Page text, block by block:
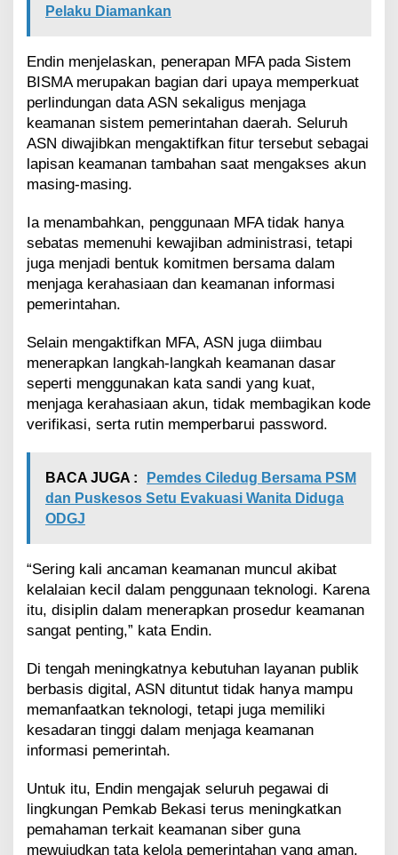
Pelaku Diamankan
Endin menjelaskan, penerapan MFA pada Sistem
BISMA merupakan bagian dari upaya memperkuat
perlindungan data ASN sekaligus menjaga
keamanan sistem pemerintahan daerah. Seluruh
ASN diwajibkan mengaktifkan fitur tersebut sebagai
lapisan keamanan tambahan saat mengakses akun
masing-masing.
Ia menambahkan, penggunaan MFA tidak hanya
sebatas memenuhi kewajiban administrasi, tetapi
juga menjadi bentuk komitmen bersama dalam
menjaga kerahasiaan dan keamanan informasi
pemerintahan.
Selain mengaktifkan MFA, ASN juga diimbau
menerapkan langkah-langkah keamanan dasar
seperti menggunakan kata sandi yang kuat,
menjaga kerahasiaan akun, tidak membagikan kode
verifikasi, serta rutin memperbarui password.
BACA JUGA :
Pemdes Ciledug Bersama PSM
dan Puskesos Setu Evakuasi Wanita Diduga
ODGJ
“Sering kali ancaman keamanan muncul akibat
kelalaian kecil dalam penggunaan teknologi. Karena
itu, disiplin dalam menerapkan prosedur keamanan
sangat penting,” kata Endin.
Di tengah meningkatnya kebutuhan layanan publik
berbasis digital, ASN dituntut tidak hanya mampu
memanfaatkan teknologi, tetapi juga memiliki
kesadaran tinggi dalam menjaga keamanan
informasi pemerintah.
Untuk itu, Endin mengajak seluruh pegawai di
lingkungan Pemkab Bekasi terus meningkatkan
pemahaman terkait keamanan siber guna
mewujudkan tata kelola pemerintahan yang aman,